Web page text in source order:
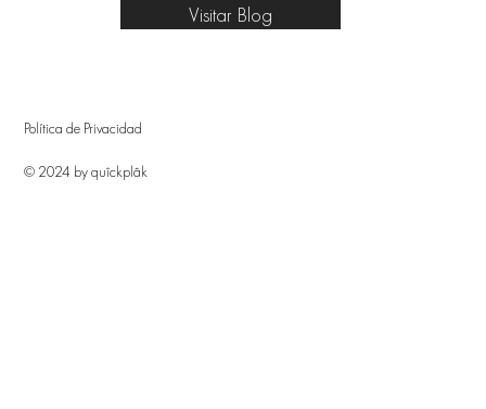
Política de Privacidad
© 2024 by quîckplâk
Visitar Blog